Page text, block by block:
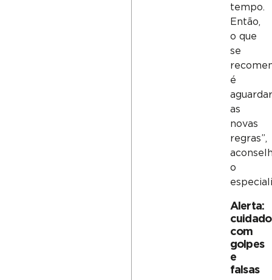
tempo.
Então,
o que
se
é
aguardar
as
novas
regras”,
o
Alerta:
cuidado
com
golpes
e
falsas